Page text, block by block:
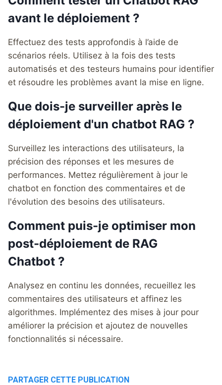
avant le déploiement ?
Effectuez des tests approfondis à l’aide de
scénarios réels. Utilisez à la fois des tests
automatisés et des testeurs humains pour identifier
et résoudre les problèmes avant la mise en ligne.
Que dois-je surveiller après le
déploiement d'un chatbot RAG ?
Surveillez les interactions des utilisateurs, la
précision des réponses et les mesures de
performances. Mettez régulièrement à jour le
chatbot en fonction des commentaires et de
l'évolution des besoins des utilisateurs.
Comment puis-je optimiser mon
post-déploiement de RAG
Chatbot ?
Analysez en continu les données, recueillez les
commentaires des utilisateurs et affinez les
algorithmes. Implémentez des mises à jour pour
améliorer la précision et ajoutez de nouvelles
fonctionnalités si nécessaire.
PARTAGER CETTE PUBLICATION